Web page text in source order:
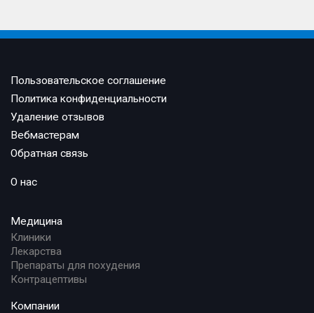
Пользовательское соглашение
Политика конфиденциальности
Удаление отзывов
Вебмастерам
Обратная связь
О нас
Медицина
Клиники
Лекарства
Препараты для похудения
Контрацептивы
Компании